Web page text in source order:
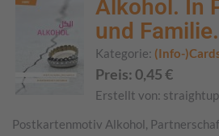
Alkohol. In
und
Kategorie: (Info-
Preis: 0,45€
Erstellt von:
Postkartenmotiv Alkohol,